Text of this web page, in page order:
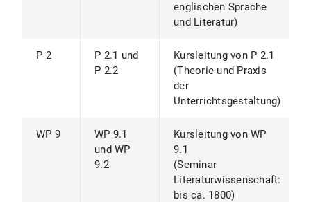
englischen Sprache
und Literatur)
P 2
P 2.1 und
P 2.2
Kursleitung von P 2.1
(Theorie und Praxis
der
Unterrichtsgestaltung)
WP 9
WP 9.1
und WP
9.2
Kursleitung von WP
9.1
(Seminar
Literaturwissenschaft:
bis ca. 1800)